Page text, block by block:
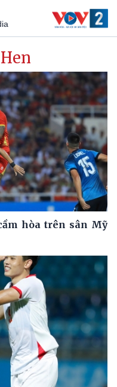
Hen
hòa trên sân Mỹ